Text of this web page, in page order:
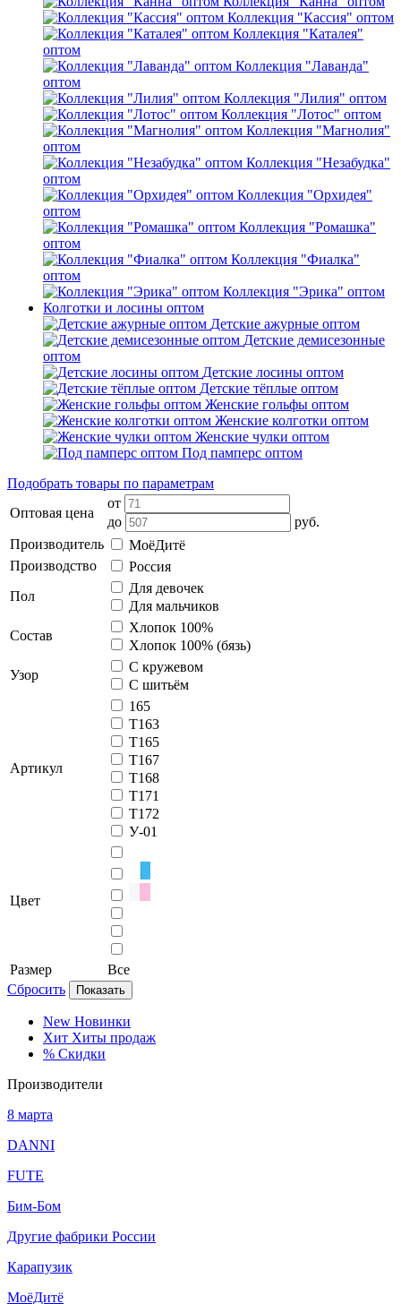
Коллекция "Кассия" оптом
Коллекция "Каталея"
оптом
Коллекция "Лаванда"
оптом
Коллекция "Лилия" оптом
Коллекция "Лотос" оптом
Коллекция "Магнолия"
оптом
Коллекция "Незабудка"
оптом
Коллекция "Орхидея"
оптом
Коллекция "Ромашка"
оптом
Коллекция "Фиалка"
оптом
Коллекция "Эрика" оптом
Колготки и лосины оптом
Детские ажурные оптом
Детские демисезонные
оптом
Детские лосины оптом
Детские тёплые оптом
Женские гольфы оптом
Женские колготки оптом
Женские чулки оптом
Под памперс оптом
Подобрать товары по параметрам
Оптовая цена
от
до
руб.
Производитель
МоёДитё
Производство
Россия
Пол
Для девочек
Для мальчиков
Состав
Хлопок 100%
Хлопок 100% (бязь)
Узор
С кружевом
С шитьём
Артикул
165
Т163
Т165
Т167
Т168
Т171
Т172
У-01
Цвет
Размер
Все
Сбросить
Показать
New Новинки
Хит Хиты продаж
% Скидки
Производители
8 марта
DANNI
FUTE
Бим-Бом
Другие фабрики России
Карапузик
МоёДитё